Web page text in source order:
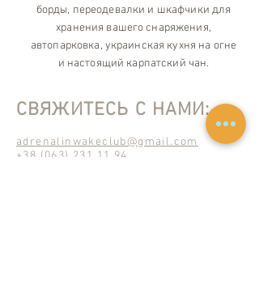
борды, переодевалки и шкафчики для
хранения вашего снаряжения,
автопарковка, украинская кухня на огне
и настоящий карпатский чан.
СВЯЖИТЕСЬ С НАМИ:
adrenalinwakeclub@gmail.com
+38 (063) 231 11 94